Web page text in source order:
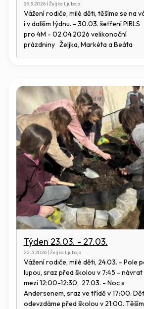
29.3.2026 | Željka Ljuboja
Vážení rodiče, milé děti, těšíme se na
i v dalším týdnu. - 30.03. šetření PIRLS
pro 4M - 02.04.2026 velikonoční
prázdniny Željka, Markéta a Beáta
Týden 23.03. - 27.03.
22.3.2026 | Željka Ljuboja
Vážení rodiče, milé děti, 24.03. - Pole
lupou, sraz před školou v 7:45 - návrat
mezi 12:00-12:30, 27.03. - Noc s
Andersenem, sraz ve třídě v 17:00.
odevzdáme před školou v 21:00.